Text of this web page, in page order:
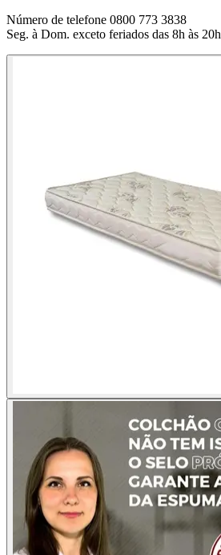
Número de telefone 0800 773 3838
Seg. à Dom. exceto feriados das 8h às 20h